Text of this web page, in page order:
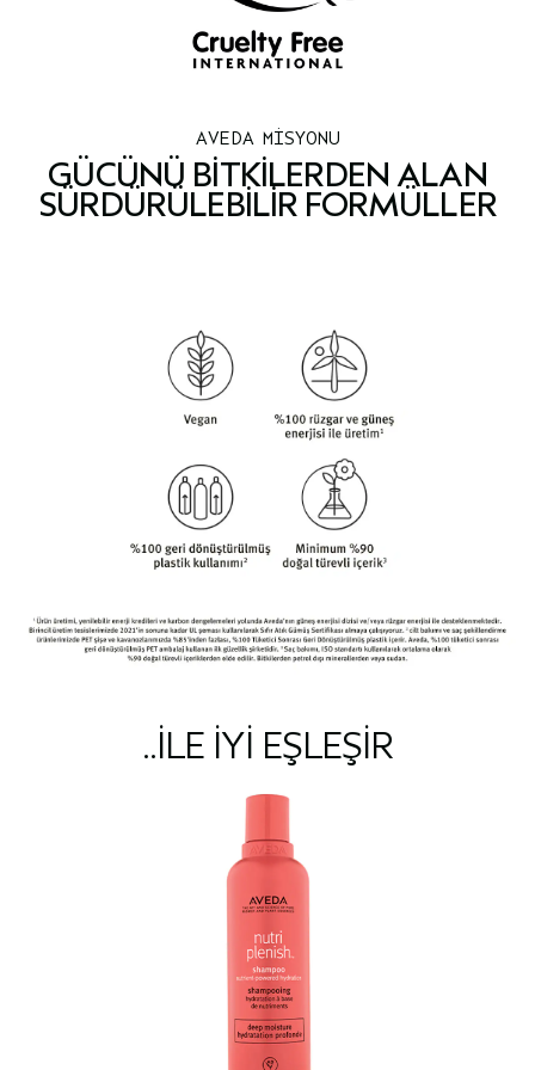
AVEDA MİSYONU
GÜCÜNÜ BITKILERDEN ALAN
SÜRDÜRÜLEBILIR FORMÜLLER
..ILE IYI EŞLEŞIR